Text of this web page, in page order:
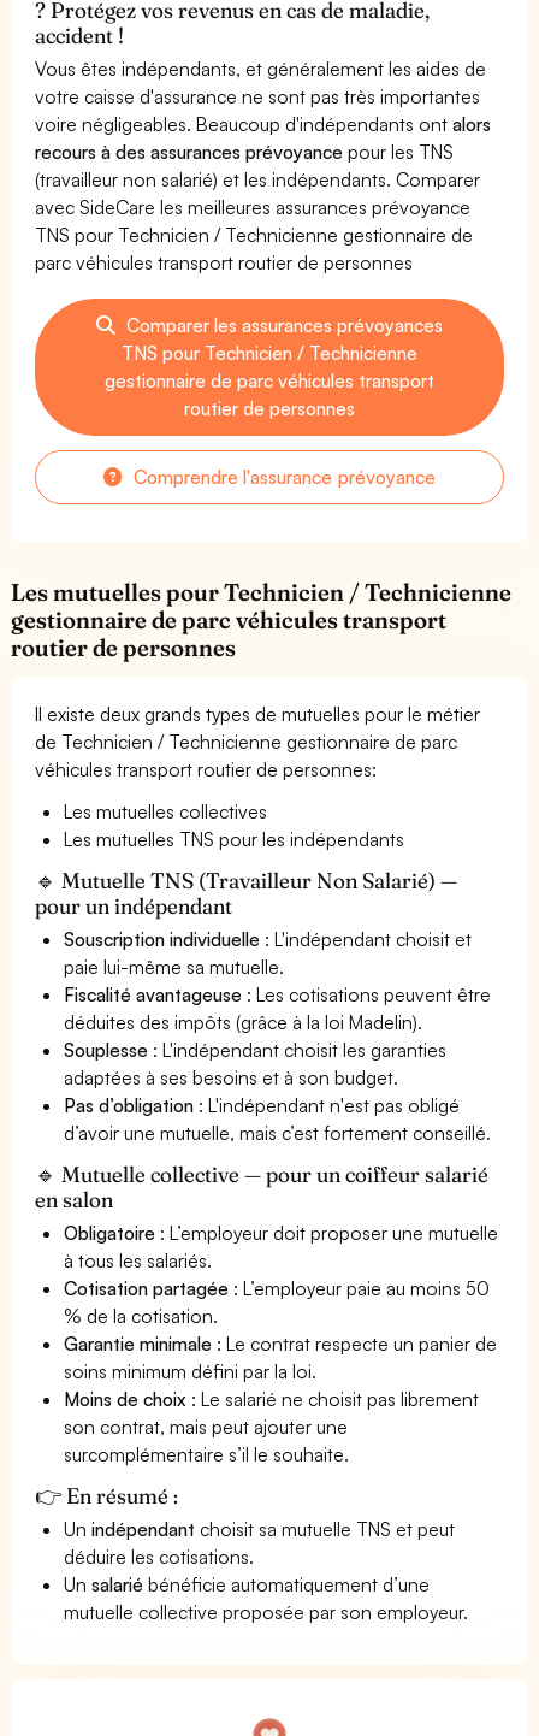
? Protégez vos revenus en cas de maladie,
accident !
Vous êtes indépendants, et généralement les aides de
votre caisse d'assurance ne sont pas très importantes
voire négligeables. Beaucoup d'indépendants ontalors
recours à des assurances prévoyance pour les TNS
(travailleur non salarié) et les indépendants. Comparer
avec SideCare les meilleures assurances prévoyance
TNS pour Technicien / Technicienne gestionnaire de
parc véhicules transport routier de personnes
Comparer les assurances prévoyances
TNS pour Technicien / Technicienne
gestionnaire de parc véhicules transport
routier de personnes
Comprendre l'assurance prévoyance
Les mutuelles pour Technicien / Technicienne
gestionnaire de parc véhicules transport
routier de personnes
Il existe deux grands types de mutuelles pour le métier
de Technicien / Technicienne gestionnaire de parc
véhicules transport routier de personnes:
Les mutuelles collectives
Les mutuelles TNS pour les indépendants
🔹 Mutuelle TNS (Travailleur Non Salarié) —
pour un indépendant
Souscription individuelle : L'indépendant choisit et
paie lui-même sa mutuelle.
Fiscalité avantageuse : Les cotisations peuvent être
déduites des impôts (grâce à la loi Madelin).
Souplesse : L'indépendant choisit les garanties
adaptées à ses besoins et à son budget.
Pas d’obligation : L'indépendant n'est pas obligé
d’avoir une mutuelle, mais c’est fortement conseillé.
🔹 Mutuelle collective — pour un coiffeur salarié
en salon
Obligatoire : L’employeur doit proposer une mutuelle
à tous les salariés.
Cotisation partagée : L’employeur paie au moins 50
% de la cotisation.
Garantie minimale : Le contrat respecte un panier de
soins minimum défini par la loi.
Moins de choix : Le salarié ne choisit pas librement
son contrat, mais peut ajouter une
surcomplémentaire s’il le souhaite.
👉 En résumé :
Unindépendant choisit sa mutuelle TNS et peut
déduire les cotisations.
Unsalarié bénéficie automatiquement d’une
mutuelle collective proposée par son employeur.